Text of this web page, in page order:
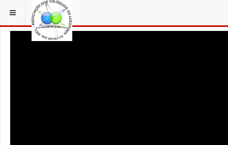
ESTÁ EM... AÇORFILM